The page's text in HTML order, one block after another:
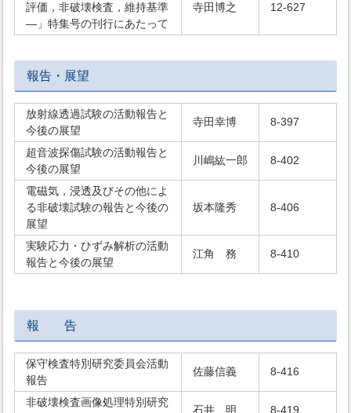
評価，非破壊検査，維持基準
―」特集号の刊行にあたって
寺田博之 12-627
報告・展望
放射線透過試験の活動報告と
今後の展望
寺田幸博 8-397
超音波探傷試験の活動報告と
今後の展望
川嶋紘一郎 8-402
電磁気，浸透及びその他によ
る非破壊試験の報告と今後の
展望
坂本隆秀 8-406
実験応力・ひずみ解析の活動
報告と今後の展望
江角 務 8-410
報 告
保守検査特別研究委員会活動
報告
佐藤信義 8-416
非破壊検査画像処理特別研究
石井 明 8-419